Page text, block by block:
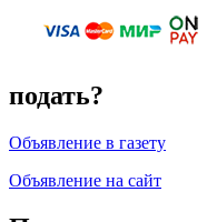
подать?
Объявление в газету
Объявление на сайт